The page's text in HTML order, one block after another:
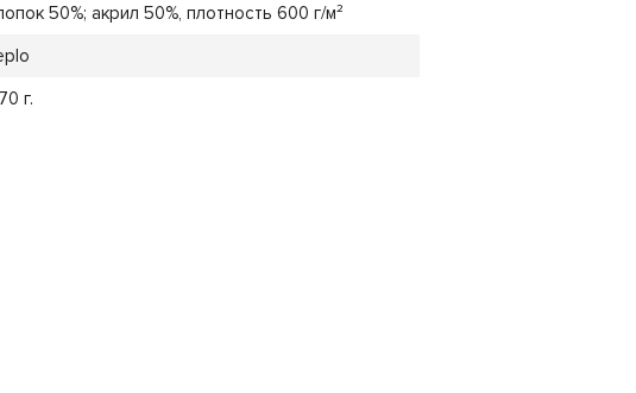
50%; акрил 50%, плотность 600 г/м²
г.